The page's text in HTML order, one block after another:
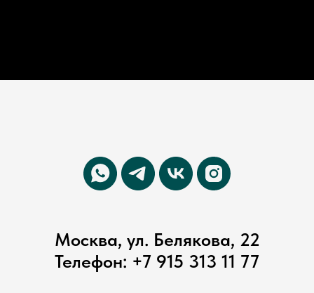
Москва, ул. Белякова, 22
Телефон: +7 915 313 11 77